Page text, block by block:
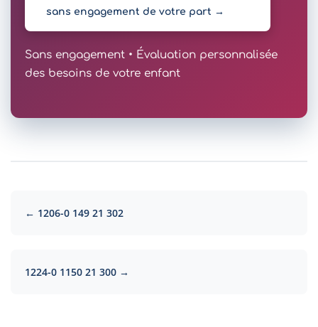
sans engagement de votre part →
Sans engagement • Évaluation personnalisée
des besoins de votre enfant
← 1206-0 149 21 302
1224-0 1150 21 300 →